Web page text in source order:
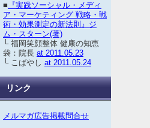
■ 『実践ソーシャル・メディ
ア・マーケティング 戦略・戦
術・効果測定の新法則』ジ
ム・スターン(著)
└ 福岡笑顔整体 健康の知恵
袋：院長 at 2011.05.23
└ こばやし at 2011.05.24
リンク
メルマガ広告掲載問合せ